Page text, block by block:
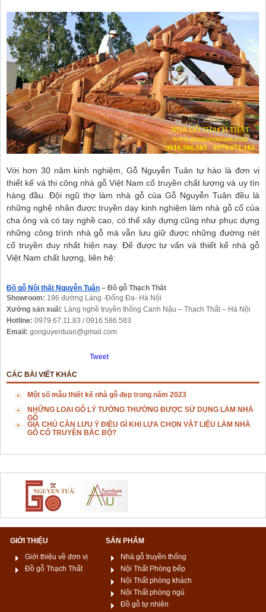
Với hơn 30 năm kinh nghiệm, Gỗ Nguyễn Tuân tự hào là đơn vị
thiết kế và thi công nhà gỗ Việt Nam cổ truyền chất lượng và uy tín
hàng đầu. Đội ngũ thợ làm nhà gỗ của Gỗ Nguyễn Tuân đều là
những nghệ nhân được truyền dạy kinh nghiệm làm nhà gỗ cổ của
cha ông và có tay nghề cao, có thể xây dựng cũng như phục dựng
những công trình nhà gỗ mà vẫn lưu giữ được những đường nét
cổ truyền duy nhất hiện nay. Để được tư vấn và thiết kế nhà gỗ
Việt Nam chất lượng, liên hệ:
Đồ gỗ Nội thất Nguyễn Tuân – Đồ gỗ Thạch Thất
Showroom: 196 đường Láng -Đống Đa- Hà Nội
Xưởng sản xuất: Làng nghề truyền thống Canh Nậu – Thạch Thất – Hà Nội
Hotline: 0979.67.11.83 / 0916.586.583
Email: gonguyentuan@gmail.com
Tweet
CÁC BÀI VIẾT KHÁC
Một số mẫu thiết kế nhà gỗ đẹp trong năm 2023
NHỮNG LOẠI GỖ LÝ TƯỞNG THƯỜNG ĐƯỢC SỬ DỤNG LÀM NHÀ
GỖ
GIA CHỦ CẦN LƯU Ý ĐIỀU GÌ KHI LỰA CHỌN VẬT LIỆU LÀM NHÀ
GỖ CỔ TRUYỀN BẮC BỘ?
GIỚI THIỆU
Giới thiệu về đơn vị
Đồ gỗ Thạch Thất
SẢN PHẨM
Nhà gỗ truyền thống
Nội Thất Phòng bếp
Nội Thất phòng khách
Nội Thất phòng ngủ
Đồ gỗ tự nhiên